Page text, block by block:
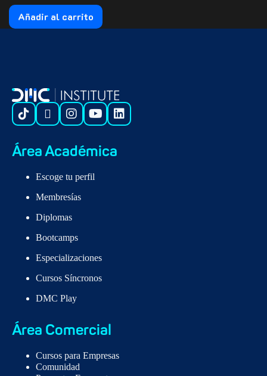
Añadir al carrito
Área Académica
Escoge tu perfil
Membresías
Diplomas
Bootcamps
Especializaciones
Cursos Síncronos
DMC Play
Área Comercial
Cursos para Empresas
Comunidad